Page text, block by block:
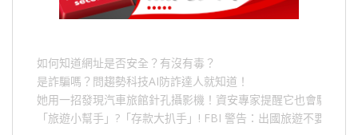
如何知道網址是否安全？有沒有毒？
是詐騙嗎？問趨勢科技AI防詐達人就知道！
她用一招發現汽車旅館針孔攝影機！資安專家提醒它也會駭人成
「旅遊小幫手」 ? 「存款大扒手」 ! FBI 警告：出國旅遊不要做的